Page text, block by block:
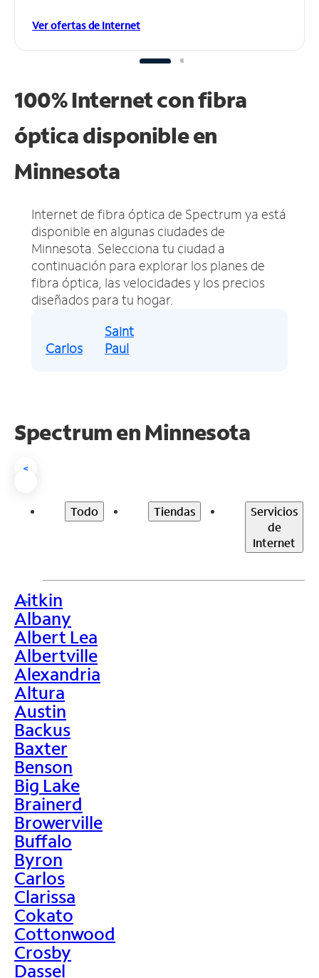
Ver ofertas de Internet
100% Internet con fibra
óptica disponible en
Minnesota
Internet de fibra óptica de Spectrum ya está
disponible en algunas ciudades de
Minnesota. Selecciona tu ciudad a
continuación para explorar los planes de
fibra óptica, las velocidades y los precios
diseñados para tu hogar.
Carlos
Saint
Paul
Spectrum enMinnesota
<
Todo Tiendas
Servicios
de
Internet
>
Aitkin
Albany
Albert Lea
Albertville
Alexandria
Altura
Austin
Backus
Baxter
Benson
Big Lake
Brainerd
Browerville
Buffalo
Byron
Carlos
Clarissa
Cokato
Cottonwood
Crosby
Dassel